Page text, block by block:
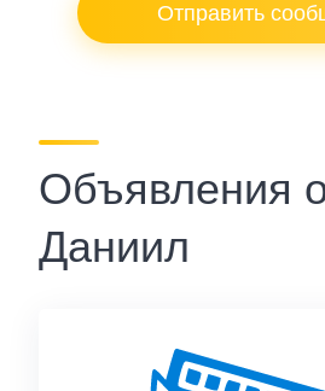
Отправить
Объявления
Даниил